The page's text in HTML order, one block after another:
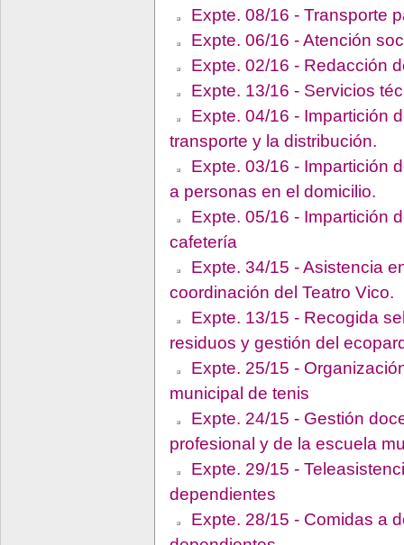
Expte. 08/16 - Transporte
Expte. 06/16 - Atención
Expte. 02/16 - Redacción
Expte. 13/16 - Servicios
Expte. 04/16 - Impartición
transporte y la distribución.
Expte. 03/16 - Impartición
a personas en el domicilio.
Expte. 05/16 - Impartición
cafetería
Expte. 34/15 - Asistencia
coordinación del Teatro Vico.
Expte. 13/15 - Recogida
residuos y gestión del
Expte. 25/15 -
municipal de tenis
Expte. 24/15 - Gestión
profesional y de la escuela
Expte. 29/15 -
dependientes
Expte. 28/15 - Comidas a